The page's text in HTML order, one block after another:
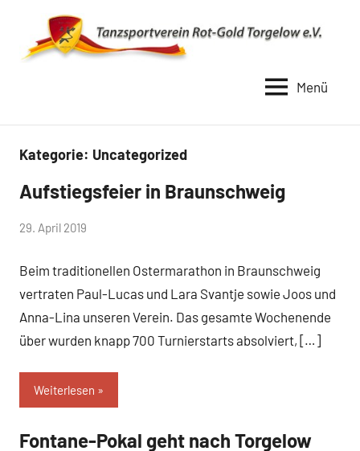
springen
Rot
Gold
Torgelow
1990
Menü
Kategorie: Uncategorized
Uncategorized
Aufstiegsfeier in Braunschweig
von
29. April 2019
Beim traditionellen Ostermarathon in Braunschweig
vertraten Paul-Lucas und Lara Svantje sowie Joos und
Anna-Lina unseren Verein. Das gesamte Wochenende
über wurden knapp 700 Turnierstarts absolviert, […]
Weiterlesen
Uncategorized
Fontane-Pokal geht nach Torgelow